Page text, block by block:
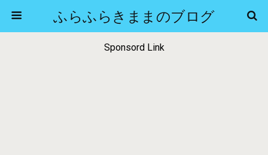
ふらふらきままのブログ
Sponsord Link